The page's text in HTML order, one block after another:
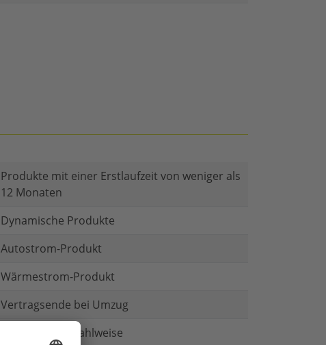
Produkte mit einer Erstlaufzeit von weniger als
12 Monaten
Dynamische Produkte
Autostrom-Produkt
Wärmestrom-Produkt
Vertragsende bei Umzug
Mehr als eine Zahlweise